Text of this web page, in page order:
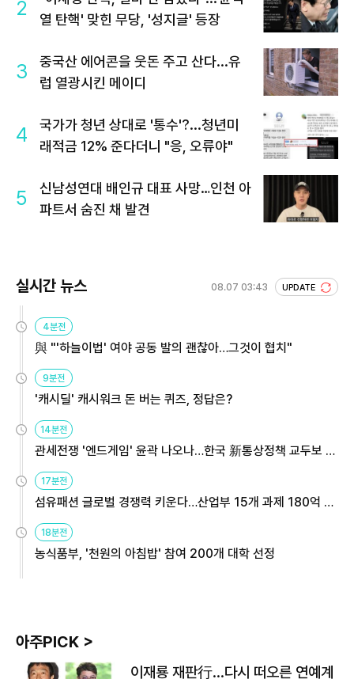
2
열 탄핵' 맞힌 무당, '성지글' 등장
3
중국산 에어콘을 웃돈 주고 산다...유
럽 열광시킨 메이디
4
국가가 청년 상대로 '통수'?...청년미
래적금 12% 준다더니 "응, 오류야"
5
신남성연대 배인규 대표 사망…인천 아
파트서 숨진 채 발견
실시간 뉴스 08.07 03:43 UPDATE
4분전
與 "'하늘이법' 여야 공동 발의 괜찮아…그것이 협치"
9분전
'캐시딜' 캐시워크 돈 버는 퀴즈, 정답은?
14분전
관세전쟁 '엔드게임' 윤곽 나오나…한국 新통상정책 교두보 활
17분전
섬유패션 글로벌 경쟁력 키운다…산업부 15개 과제 180억 지
18분전
농식품부, '천원의 아침밥' 참여 200개 대학 선정
아주PICK >
이재룡 재판行…다시 떠오른 연예계